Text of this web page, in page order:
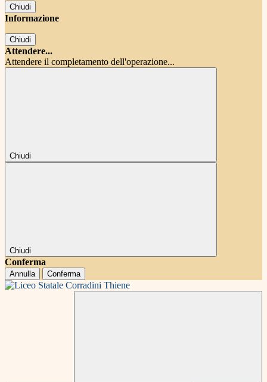
Chiudi
Informazione
Chiudi
Attendere...
Attendere il completamento dell'operazione...
Chiudi
Chiudi
Conferma
Annulla Conferma